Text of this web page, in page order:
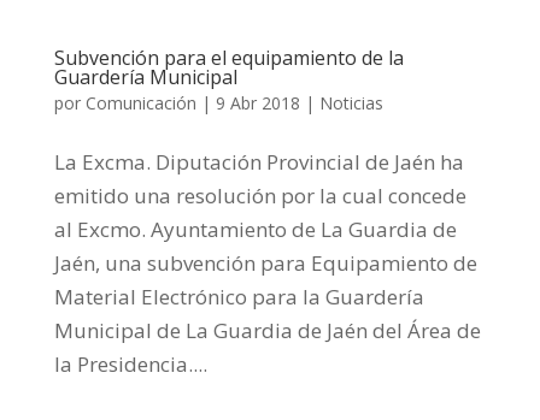
Subvención para el equipamiento de la
Guardería Municipal
por Comunicación | 9 Abr 2018 | Noticias
La Excma. Diputación Provincial de Jaén ha
emitido una resolución por la cual concede
al Excmo. Ayuntamiento de La Guardia de
Jaén, una subvención para Equipamiento de
Material Electrónico para la Guardería
Municipal de La Guardia de Jaén del Área de
la Presidencia....